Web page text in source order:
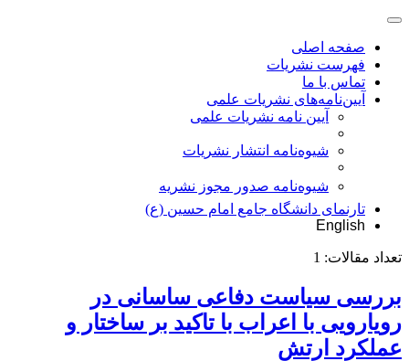
صفحه اصلی
فهرست نشریات
تماس با ما
آیین‌نامه‌های نشریات علمی
آیین نامه نشریات علمی
شیوه‌نامه انتشار نشریات
شیوهنامه صدور مجوز نشریه
تارنمای دانشگاه جامع امام حسین (ع)
English
تعداد مقالات: 1
بررسی سیاست دفاعی ساسانی در
رویارویی با اعراب با تاکید بر ساختار و
عملکرد ارتش